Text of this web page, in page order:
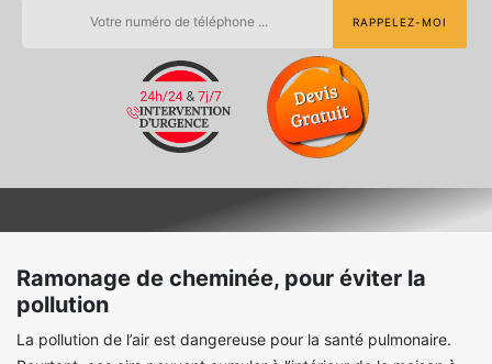
Ramonage de cheminée, pour éviter la
pollution
La pollution de l’air est dangereuse pour la santé pulmonaire.